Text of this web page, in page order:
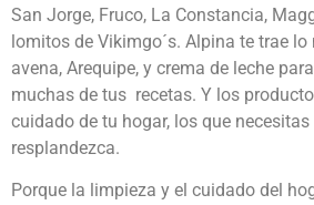
San Jorge, Fruco, La Constancia,
lomitos de Vikimgo´s. Alpina te trae
avena, Arequipe, y crema de leche
muchas de tus recetas. Y los
cuidado de tu hogar, los que
resplandezca.
Porque la limpieza y el cuidado del